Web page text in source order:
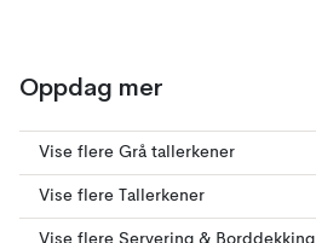
Oppdag mer
Vise flere Grå tallerkener
Vise flere Tallerkener
Vise flere Servering & Borddekking